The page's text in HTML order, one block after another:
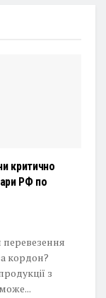
критично
РФ по
перевезення
кордон?
з